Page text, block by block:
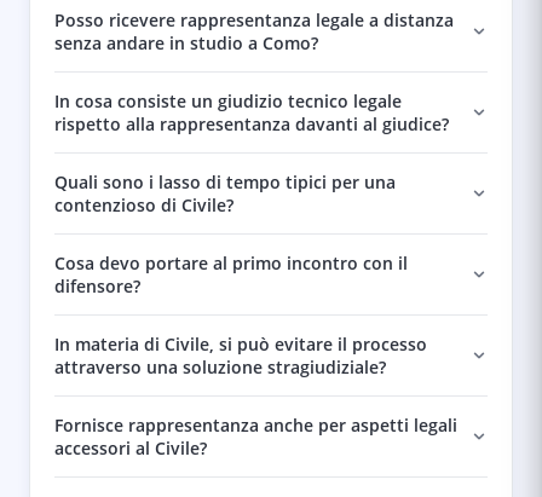
Posso ricevere rappresentanza legale a distanza
senza andare in studio a Como?
In cosa consiste un giudizio tecnico legale
rispetto alla rappresentanza davanti al giudice?
Quali sono i lasso di tempo tipici per una
contenzioso di Civile?
Cosa devo portare al primo incontro con il
difensore?
In materia di Civile, si può evitare il processo
attraverso una soluzione stragiudiziale?
Fornisce rappresentanza anche per aspetti legali
accessori al Civile?